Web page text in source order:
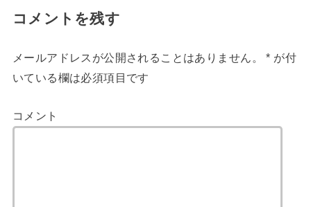
コメントを残す
メールアドレスが公開されることはありません。 * が付
いている欄は必須項目です
コメント